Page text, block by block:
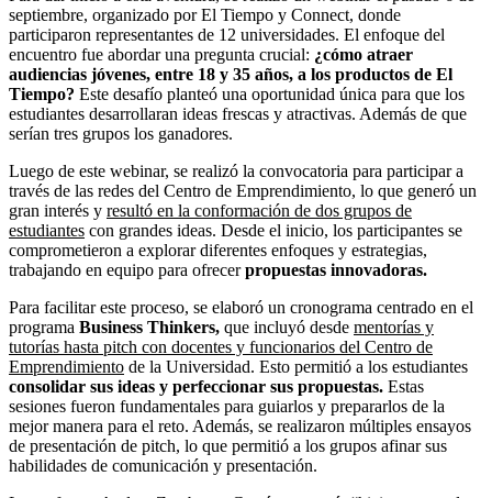
septiembre, organizado por El Tiempo y Connect, donde
participaron representantes de 12 universidades. El enfoque del
encuentro fue abordar una pregunta crucial: ¿cómo atraer
audiencias jóvenes, entre 18 y 35 años, a los productos de El
Tiempo? Este desafío planteó una oportunidad única para que los
estudiantes desarrollaran ideas frescas y atractivas. Además de que
serían tres grupos los ganadores.
Luego de este webinar, se realizó la convocatoria para participar a
través de las redes del Centro de Emprendimiento, lo que generó un
gran interés y resultó en la conformación de dos grupos de
estudiantes con grandes ideas. Desde el inicio, los participantes se
comprometieron a explorar diferentes enfoques y estrategias,
trabajando en equipo para ofrecerpropuestas innovadoras.
Para facilitar este proceso, se elaboró un cronograma centrado en el
programa Business Thinkers, que incluyó desde mentorías y
tutorías hasta pitch con docentes y funcionarios del Centro de
Emprendimiento de la Universidad. Esto permitió a los estudiantes
consolidar sus ideas y perfeccionar sus propuestas. Estas
sesiones fueron fundamentales para guiarlos y prepararlos de la
mejor manera para el reto. Además, se realizaron múltiples ensayos
de presentación de pitch, lo que permitió a los grupos afinar sus
habilidades de comunicación y presentación.